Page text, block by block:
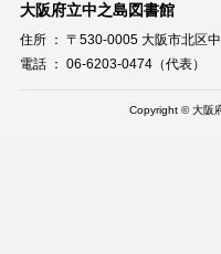
大阪府立中之島図書館
住所 ： 〒530-0005 大阪市北区
電話 ： 06-6203-0474（代表）
Copyright © 大阪